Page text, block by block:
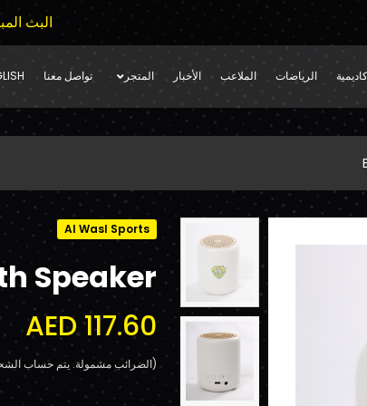
البث
الرياضات الملاعب الأخبار المتجر تواصل معنا
Al Wasl Sports
Speaker
AED 117.60
(الضرائب مشمولة. يتم حساب